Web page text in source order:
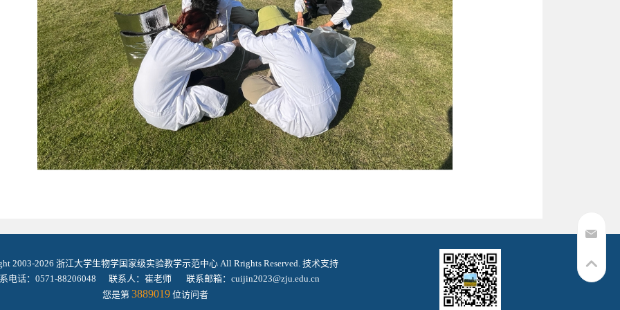
2003-2026 浙江大学生物学国家级实验教学示范中心 All Rrights Reserved. 技术支持
电话：0571-88206048 联系人：崔老师 联系邮箱：cuijin2023@zju.edu.cn
您是第 3889019位访问者